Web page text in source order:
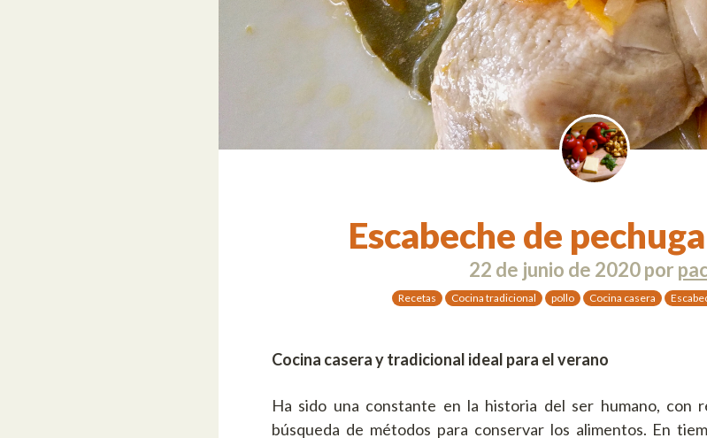
Escabeche de
22 de junio de 2020por
Recetas Cocina tradicional pollo Cocina casera
Cocina casera y tradicional ideal para el verano
Ha sido una constante en la historia del ser humano, con
búsqueda de métodos para conservar los alimentos. En